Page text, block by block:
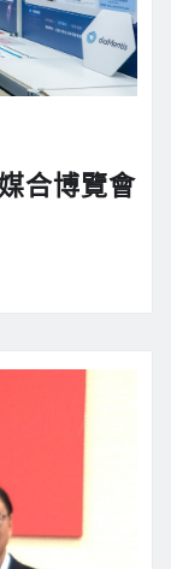
合博覽會